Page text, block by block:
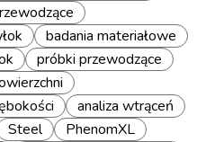
badania materiałowe
próbki przewodzące
analiza wtrąceń
Steel
PhenomXL